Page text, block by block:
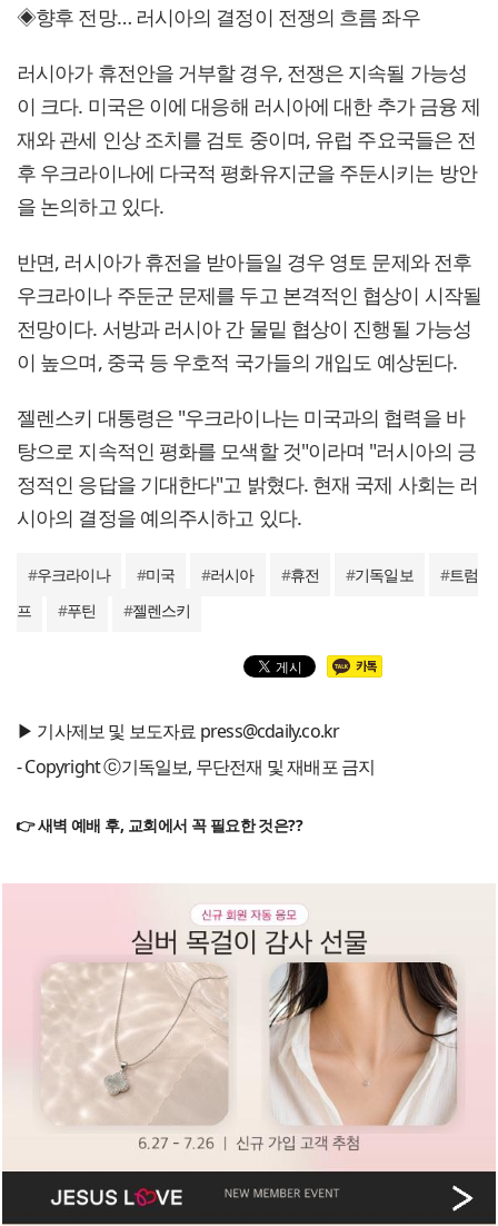
◈향후 전망… 러시아의 결정이 전쟁의 흐름 좌우
러시아가 휴전안을 거부할 경우, 전쟁은 지속될 가능성
이 크다. 미국은 이에 대응해 러시아에 대한 추가 금융 제
재와 관세 인상 조치를 검토 중이며, 유럽 주요국들은 전
후 우크라이나에 다국적 평화유지군을 주둔시키는 방안
을 논의하고 있다.
반면, 러시아가 휴전을 받아들일 경우 영토 문제와 전후
우크라이나 주둔군 문제를 두고 본격적인 협상이 시작될
전망이다. 서방과 러시아 간 물밑 협상이 진행될 가능성
이 높으며, 중국 등 우호적 국가들의 개입도 예상된다.
젤렌스키 대통령은 "우크라이나는 미국과의 협력을 바
탕으로 지속적인 평화를 모색할 것"이라며 "러시아의 긍
정적인 응답을 기대한다"고 밝혔다. 현재 국제 사회는 러
시아의 결정을 예의주시하고 있다.
#우크라이나 #미국 #러시아 #휴전 #기독일보 #트럼
프
#푸틴 #젤렌스키
▶ 기사제보 및 보도자료 press@cdaily.co.kr
- Copyright ⓒ기독일보, 무단전재 및 재배포 금지
👉 새벽 예배 후, 교회에서 꼭 필요한 것은??